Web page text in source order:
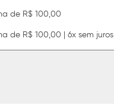
de R$ 100,00
de R$ 100,00 | 6x sem juros